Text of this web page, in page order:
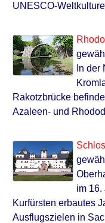
UNESCO-
In
Rakotzbrücke
Azaleen- und
im 16.
Kurfürsten erbautes
Ausflugszielen in